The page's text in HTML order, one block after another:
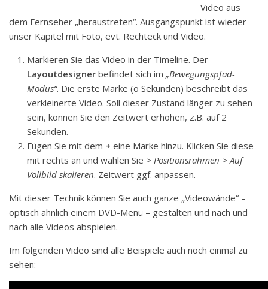
Video aus
dem Fernseher „heraustreten“. Ausgangspunkt ist wieder
unser Kapitel mit Foto, evt. Rechteck und Video.
Markieren Sie das Video in der Timeline. Der
Layoutdesigner befindet sich im „Bewegungspfad-
Modus“. Die erste Marke (o Sekunden) beschreibt das
verkleinerte Video. Soll dieser Zustand länger zu sehen
sein, können Sie den Zeitwert erhöhen, z.B. auf 2
Sekunden.
Fügen Sie mit dem + eine Marke hinzu. Klicken Sie diese
mit rechts an und wählen Sie > Positionsrahmen > Auf
Vollbild skalieren. Zeitwert ggf. anpassen.
Mit dieser Technik können Sie auch ganze „Videowände“ –
optisch ähnlich einem DVD-Menü – gestalten und nach und
nach alle Videos abspielen.
Im folgenden Video sind alle Beispiele auch noch einmal zu
sehen: